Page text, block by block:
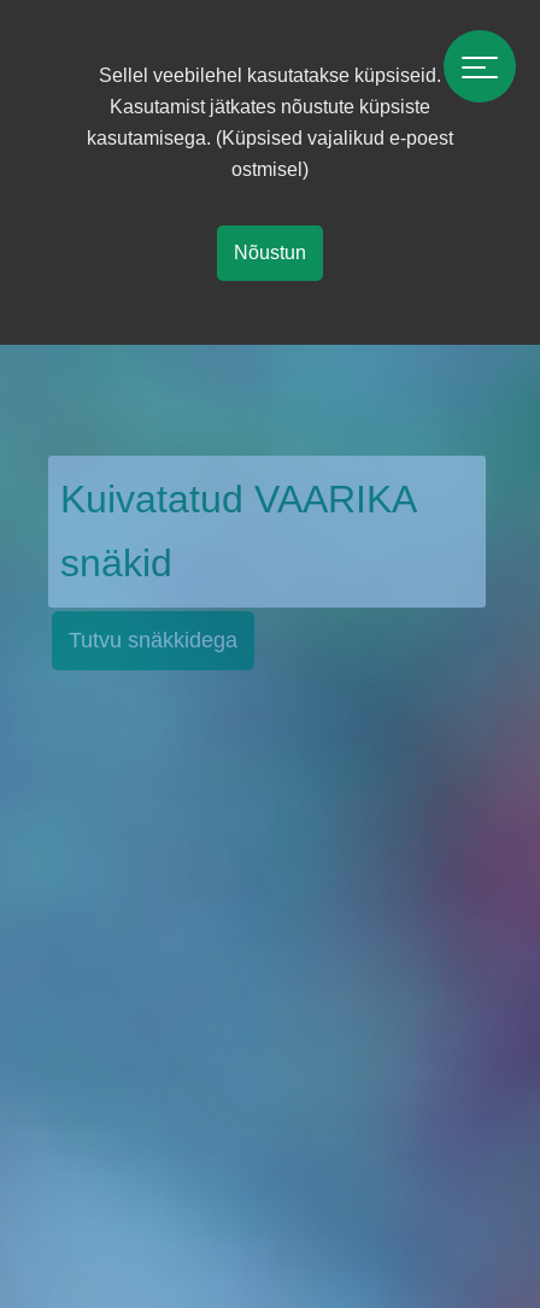
Sellel veebilehel kasutatakse küpsiseid.
Kasutamist jätkates nõustute küpsiste
kasutamisega. (Küpsised vajalikud e-poest
ostmisel)
Nõustun
Kuivatatud
MARJASEGU snäkid
Tutvu Snäkkidega